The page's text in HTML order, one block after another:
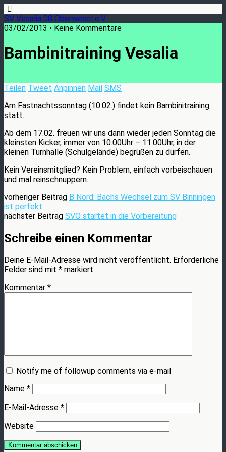
SV Vesalia 08 Oberwesel e.V.
03/02/2013 • Keine Kommentare
Bambinitraining Vesalia
Teilen Tweet Anpinnen Mail SMS
Am Fastnachtssonntag (10.02.) findet kein Bambinitraining
statt.
Ab dem 17.02. freuen wir uns dann wieder jeden Sonntag die
kleinsten Kicker, immer von 10.00Uhr – 11.00Uhr, in der
kleinen Turnhalle (Schulgelände) begrüßen zu dürfen.
Kein Vereinsmitglied? Kein Problem, einfach vorbeischauen
und mal reinschnuppern.
vorheriger Beitrag B Nord: Bachs Wechsel zum SV Binningen
ist perfekt
nächster Beitrag SVO startet in die Vorbereitung
Schreibe einen Kommentar
Deine E-Mail-Adresse wird nicht veröffentlicht. Erforderliche
Felder sind mit * markiert
Kommentar *
Notify me of followup comments via e-mail
Name *
E-Mail-Adresse *
Website